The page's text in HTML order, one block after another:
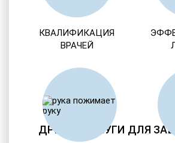
ДРУГИЕ УСЛУГИ ДЛЯ
КВАЛИФИКАЦИЯ
ВРАЧЕЙ